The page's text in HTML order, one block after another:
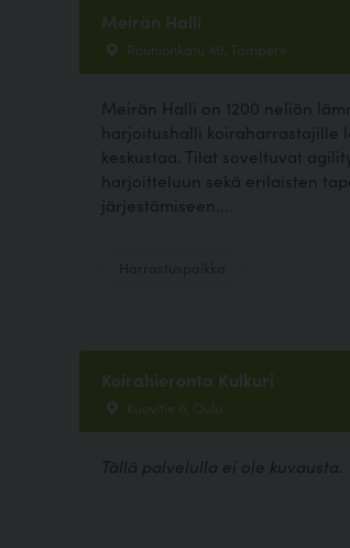
Meirän Halli
Rounionkatu 49, Tampere
Meirän Halli on 1200 neliön
harjoitushalli koiraharrastajille
keskustaa. Tilat soveltuvat
harjoitteluun sekä erilaisten
järjestämiseen....
Koirahieronta Kulkuri
Kuovitie 6, Oulu
Tällä palvelulla ei ole kuvausta.